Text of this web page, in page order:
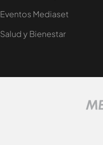
Eventos Mediaset
Salud y Bienestar